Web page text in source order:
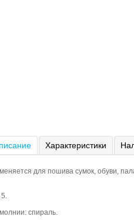
Характеристики
для пошива сумок, обуви,
5.
спираль.